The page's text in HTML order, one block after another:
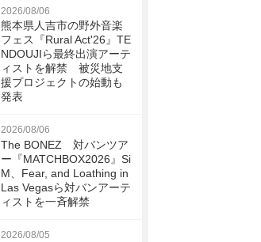
2026/08/06
熊本県人吉市の野外音楽
フェス『Rural Act'26』TE
NDOUJIら最終出演アーテ
ィストを解禁 被災地支
援プロジェクトの始動も
発表
2026/08/06
The BONEZ 対バンツア
ー『MATCHBOX2026』Si
M、Fear, and Loathing in
Las Vegasら対バンアーテ
ィストを一斉解禁
2026/08/05